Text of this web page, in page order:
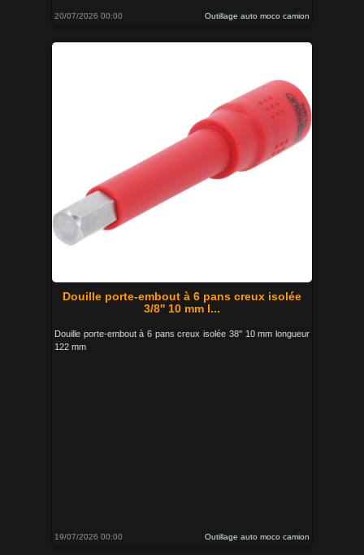
20/07/2026 00:00 Outillage auto moco camion
Douille porte-embout à 6 pans creux isolée
3/8'' 10 mm l...
Douille porte-embout à 6 pans creux isolée 38'' 10 mm longueur
122 mm
19/07/2026 00:00 Outillage auto moco camion